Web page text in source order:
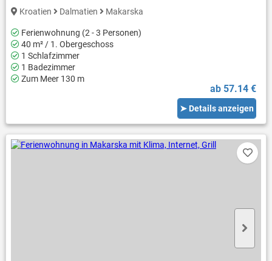
Kroatien Dalmatien Makarska
Ferienwohnung (2 - 3 Personen)
40 m² / 1. Obergeschoss
1 Schlafzimmer
1 Badezimmer
Zum Meer 130 m
ab 57.14 €
➤ Details anzeigen